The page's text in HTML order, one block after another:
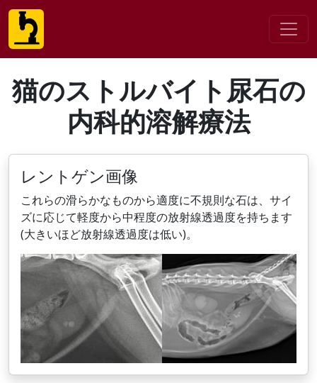
猫のストルバイト尿石の
内科的溶解療法
レントゲン画像
これらの滑らかなものから適度に不規則な石は、サイ
ズに応じて軽度から中程度の放射線透過度を持ちます
(大きいほど放射線透過度は低い)。